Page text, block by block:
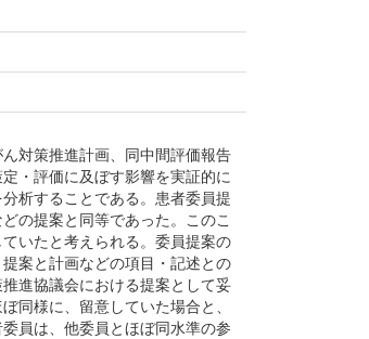
対策推進計画、同中間評価報告
・評価に及ぼす影響を実証的に
析することである。患者委員提
の提案と同等であった。このこ
いたと考えられる。委員提案の
案と計画などの項目・記述との
進協議会における提案として妥
同様に、留意していた場合と、
員は、他委員とほぼ同水準の参